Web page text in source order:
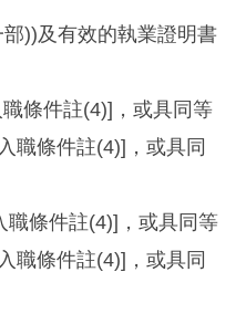
))及有效的執業證明書
條件註(4)]，或具同等
職條件註(4)]，或具同
職條件註(4)]，或具同等
職條件註(4)]，或具同